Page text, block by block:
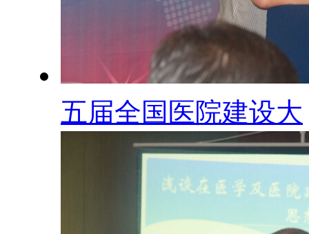
五届全国医院建设大